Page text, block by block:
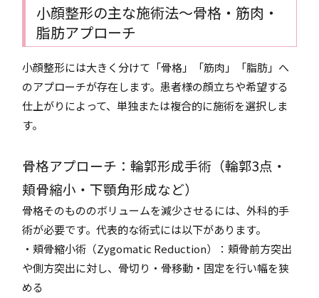
小顔整形の主な施術法〜骨格・筋肉・
脂肪アプローチ
小顔整形には大きく分けて「骨格」「筋肉」「脂肪」へ
のアプローチが存在します。患者様の顔立ちや希望する
仕上がりによって、単独または複合的に施術を選択しま
す。
骨格アプローチ：輪郭形成手術（輪郭3点・
頬骨縮小・下顎角形成など）
骨格そのもののボリュームを減少させるには、外科的手
術が必要です。代表的な術式には以下があります。
・頬骨縮小術（Zygomatic Reduction）：頬骨前方突出
や側方突出に対し、骨切り・骨移動・固定を行い幅を狭
める